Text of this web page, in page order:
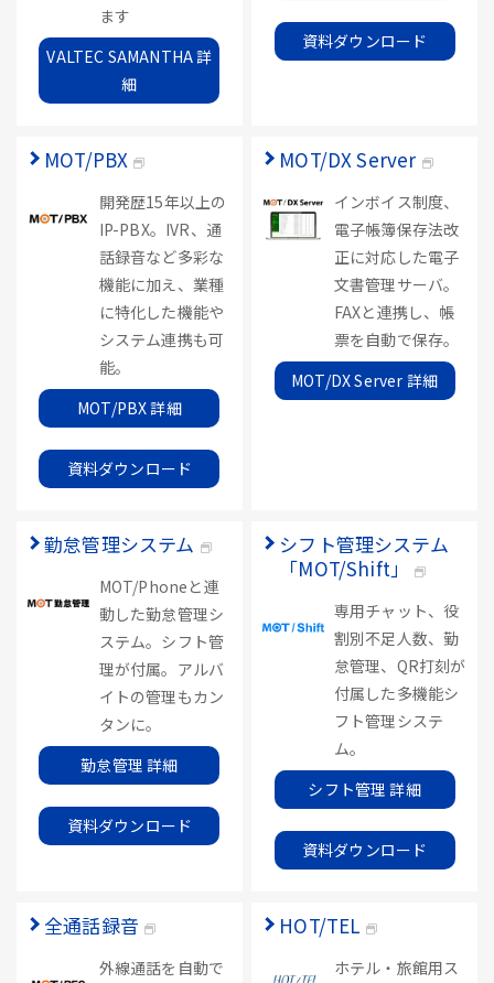
ます
VALTEC SAMANTHA 詳
細
資料ダウンロード
MOT/PBX
開発歴15年以上の
IP-PBX。IVR、通
話録音など多彩な
機能に加え、業種
に特化した機能や
システム連携も可
能。
MOT/PBX 詳細
資料ダウンロード
MOT/DX Server
インボイス制度、
電子帳簿保存法改
正に対応した電子
文書管理サーバ。
FAXと連携し、帳
票を自動で保存。
MOT/DX Server 詳細
勤怠管理システム
MOT/Phoneと連
動した勤怠管理シ
ステム。シフト管
理が付属。アルバ
イトの管理もカン
タンに。
勤怠管理 詳細
資料ダウンロード
シフト管理システム
「MOT/Shift」
専用チャット、役
割別不足人数、勤
怠管理、QR打刻が
付属した多機能シ
フト管理システ
ム。
シフト管理 詳細
資料ダウンロード
全通話録音
外線通話を自動で
HOT/TEL
ホテル・旅館用ス